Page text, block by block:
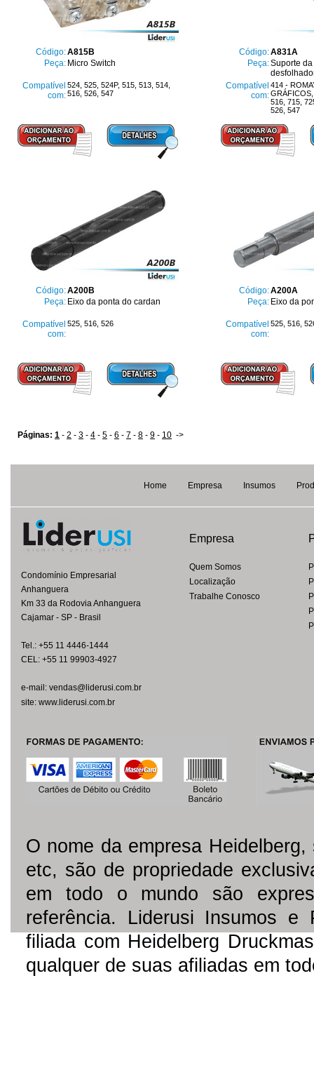
Código:A815B
Peça: Micro Switch
Compatível
com:
524, 525, 524P, 515, 513, 514,
516, 526, 547
Código:A831A
Peça:Suporte
Compatível
com:
414 -
516, 715,
526, 547
Código:A200B
Peça: Eixo da ponta do cardan
Compatível
com:
525, 516, 526
Código:A200A
Peça: Eixo da
Compatível
com:
525, 516,
Páginas: 1 - 2 - 3 - 4 - 5 - 6 - 7 - 8 - 9 - 10 ->
Home Empresa Insumos
Condomínio Empresarial
Anhanguera
Km 33 da Rodovia Anhanguera
Cajamar - SP - Brasil
Tel.: +55 11 4446-1444
CEL: +55 11 99903-4927
e-mail: vendas@liderusi.com.br
site: www.liderusi.com.br
Empresa
Quem Somos
Localização
Trabalhe Conosco
O nome da empresa
etc, são de propriedade
em todo o mundo são
referência. Liderusi Insumos
filiada com Heidelberg
qualquer de suas afiliadas em